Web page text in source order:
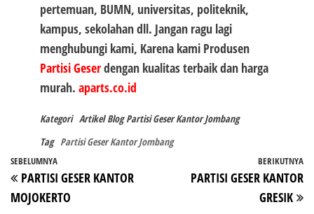
pertemuan, BUMN, universitas, politeknik,
kampus, sekolahan dll. Jangan ragu lagi
menghubungi kami, Karena kami Produsen
Partisi Geserdengan kualitas terbaik dan harga
murah. aparts.co.id
Kategori Artikel Blog Partisi Geser Kantor Jombang
Tag Partisi Geser Kantor Jombang
Navigasi
pos
Pos
Sebelumnya
SEBELUMNYA
PARTISI GESER KANTOR
MOJOKERTO
BERIKUTNYA
PARTISI GESER KANTOR
GRESIK